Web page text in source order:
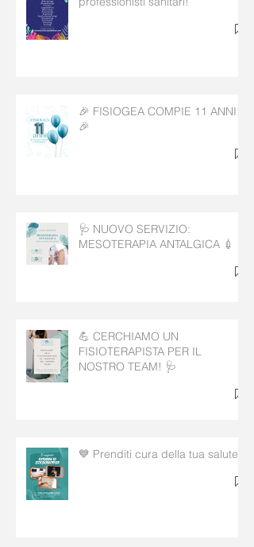
🎉 FISIOGEA COMPIE 11 ANNI!
🎉
🩺 NUOVO SERVIZIO:
MESOTERAPIA ANTALGICA 💉
💪 CERCHIAMO UN
FISIOTERAPISTA PER IL
NOSTRO TEAM! 🩺
💙 Prenditi cura della tua salute!